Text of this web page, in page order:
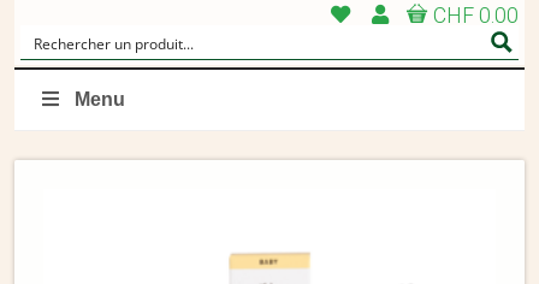
CHF 0.00
Menu